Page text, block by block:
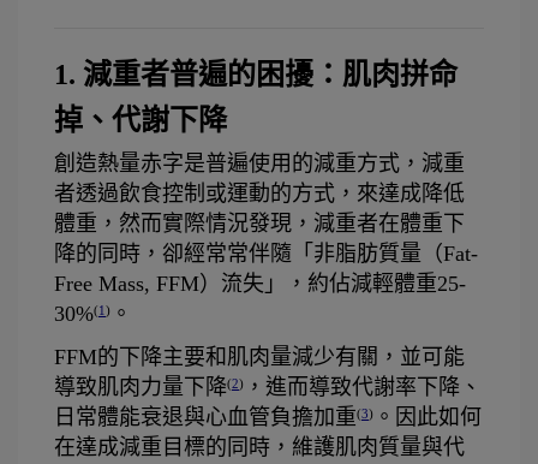
1. 減重者普遍的困擾：肌肉拼命
掉、代謝下降
創造熱量赤字是普遍使用的減重方式，減重
者透過飲食控制或運動的方式，來達成降低
體重，然而實際情況發現，減重者在體重下
降的同時，卻經常常伴隨「非脂肪質量（Fat-
Free Mass, FFM）流失」，約佔減輕體重25-
30%(1) 。
FFM的下降主要和肌肉量減少有關，並可能
導致肌肉力量下降(2)
，進而導致代謝率下降、
日常體能衰退與心血管負擔加重(3) 。因此如何
在達成減重目標的同時，維護肌肉質量與代